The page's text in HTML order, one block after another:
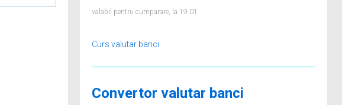
valabil pentru cumparare, la 19.01
Curs valutar banci
Convertor valutar banci